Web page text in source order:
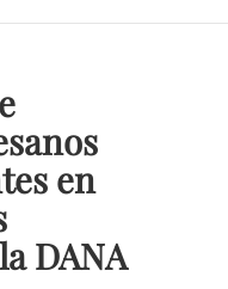
en
DANA